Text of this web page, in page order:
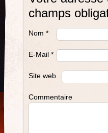
champs
Nom *
E-Mail *
Site web
Commentaire